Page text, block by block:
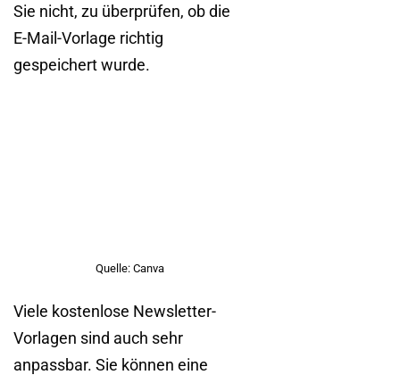
Sie nicht, zu überprüfen, ob die
E-Mail-Vorlage richtig
gespeichert wurde.
Quelle: Canva
Viele kostenlose Newsletter-
Vorlagen sind auch sehr
anpassbar. Sie können eine